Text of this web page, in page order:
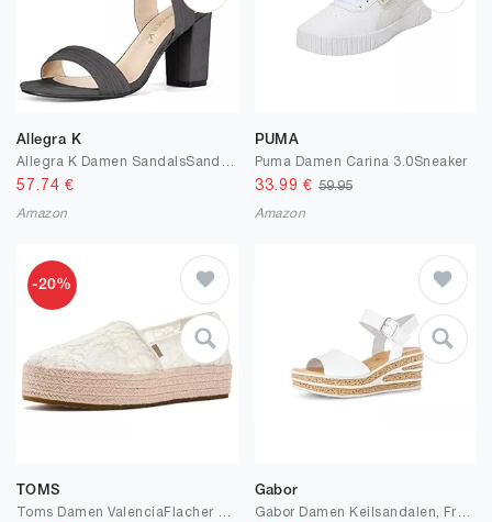
Allegra K
57.74 €
Amazon
PUMA
Puma Damen Carina 3.0Sneaker
33.99 € 59.95
Amazon
-20%
TOMS
Gabor
Gabor Damen Keilsandalen, Frauen Sandalen